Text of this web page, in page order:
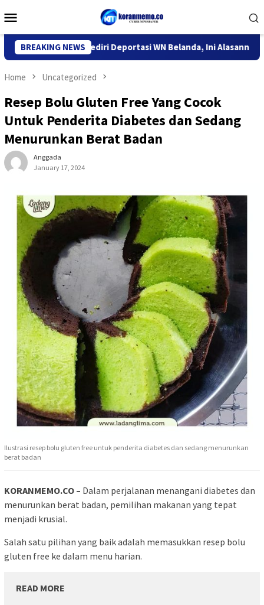
to
Menu
BREAKING NEWS
Imigrasi Kediri Deportasi WN Belanda, Ini Alasannya
Home Uncategorized
Resep Bolu Gluten Free Yang Cocok
Untuk Penderita Diabetes dan Sedang
Menurunkan Berat Badan
Anggada
January 17, 2024
Ilustrasi resep bolu gluten free untuk penderita diabetes dan sedang menurunkan
berat badan
KORANMEMO.CO – Dalam perjalanan menangani diabetes dan
menurunkan berat badan, pemilihan makanan yang tepat
menjadi krusial.
Salah satu pilihan yang baik adalah memasukkan resep bolu
gluten free ke dalam menu harian.
READ MORE